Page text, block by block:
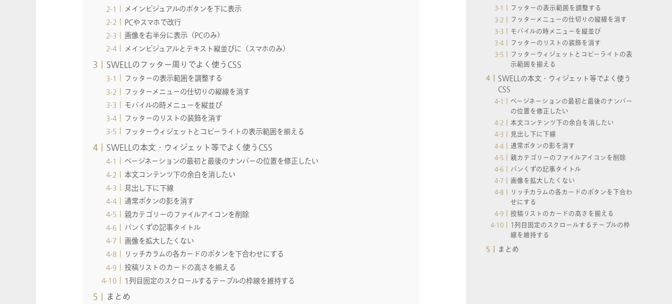
メインビジュアルのボタンを下に表示
PCやスマホで改行
画像を右半分に表示（PCのみ）
メインビジュアルとテキスト縦並びに（スマホのみ）
SWELLのフッター周りでよく使うCSS
フッターの表示範囲を調整する
フッターメニューの仕切りの縦線を消す
モバイルの時メニューを縦並び
フッターのリストの装飾を消す
フッターウィジェットとコピーライトの表示範囲を揃える
SWELLの本文・ウィジェット等でよく使うCSS
ページネーションの最初と最後のナンバーの位置を修正したい
本文コンテンツ下の余白を消したい
見出し下に下線
通常ボタンの影を消す
親カテゴリーのファイルアイコンを削除
パンくずの記事タイトル
画像を拡大したくない
リッチカラムの各カードのボタンを下合わせにする
投稿リストのカードの高さを揃える
1列目固定のスクロールするテーブルの枠線を維持する
まとめ
フッターの表示範囲を調整する
フッターメニューの仕切りの縦線を消す
モバイルの時メニューを縦並び
フッターのリストの装飾を消す
フッターウィジェットとコピーライトの表
示範囲を揃える
SWELLの本文・ウィジェット等でよく使う
CSS
ページネーションの最初と最後のナンバー
の位置を修正したい
本文コンテンツ下の余白を消したい
見出し下に下線
通常ボタンの影を消す
親カテゴリーのファイルアイコンを削除
パンくずの記事タイトル
画像を拡大したくない
リッチカラムの各カードのボタンを下合わ
せにする
投稿リストのカードの高さを揃える
1列目固定のスクロールするテーブルの枠
線を維持する
まとめ